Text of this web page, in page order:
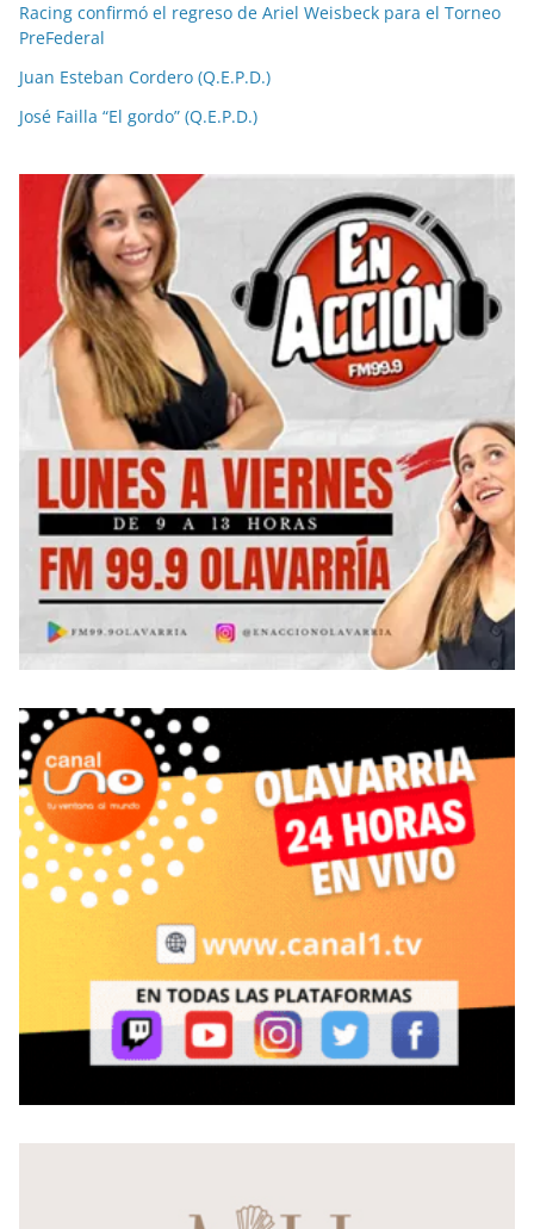
Racing confirmó el regreso de Ariel Weisbeck para el Torneo
PreFederal
Juan Esteban Cordero (Q.E.P.D.)
José Failla “El gordo” (Q.E.P.D.)